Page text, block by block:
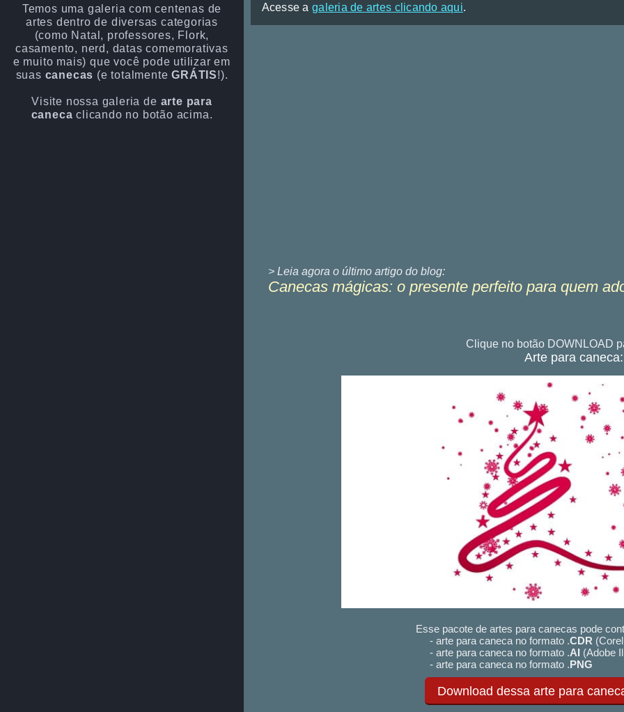
Temos uma galeria com centenas de
artes dentro de diversas categorias
(como Natal, professores, Flork,
casamento, nerd, datas comemorativas
e muito mais) que você pode utilizar em
suas canecas (e totalmenteGRÁTIS!).
Visite nossa galeria de arte para
caneca clicando no botão acima.
Acesse a galeria de artes clicando aqui.
> Leia agora o último artigo do blog:
Canecas mágicas: o presente perfeito para quem
Clique no botão DOWNLOAD
Arte para
Esse pacote de artes para canecas pode
- arte para caneca no formato .CDR
- arte para caneca no formato .AI (Adobe
- arte para caneca no formato .PNG
Download dessa arte para